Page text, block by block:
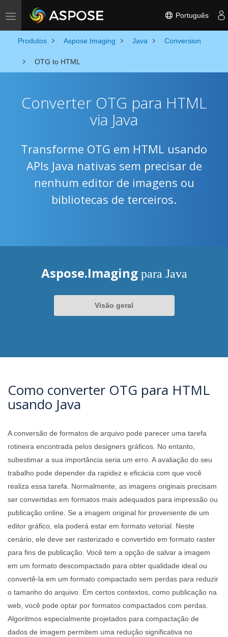
Toggle navigation Português
Produtos Aspose.Imaging Java Conversion
OTG to HTML
Converter OTG para HTML
via Java
Transforme OTG em HTML usando
APIs Java nativas sem precisar de
nenhum editor de imagens ou
bibliotecas de terceiros.
Aspose.Imaging para Java
Visão geral
Como converter OTG para HTML
usando Java
A conversão de formatos de arquivo pode parecer uma tarefa
rotineira encontrada pelos designers gráficos. No entanto,
subestimar a sua importância seria um erro. A avaliação do seu
trabalho pode depender da rapidez e eficácia com que você
realiza essa tarefa. Normalmente, as imagens originais precisam
ser convertidas em formatos mais adequados para impressão ou
publicação online. Se a imagem original for proveniente de um
editor gráfico, ela poderá estar em formato vetorial. Neste
cenário, ele deve ser rasterizado e convertido em formato raster
para fins de publicação. Você tem a opção de salvar a imagem
em um formato descompactado para obter qualidade ideal ou
convertê-la em um formato compactado sem perdas para reduzir
o tamanho do arquivo. Em certos contextos, como publicação na
web, você pode optar por formatos compactados com perdas.
Algoritmos especialmente projetados para compactação de
dados de imagem permitem uma redução significativa no